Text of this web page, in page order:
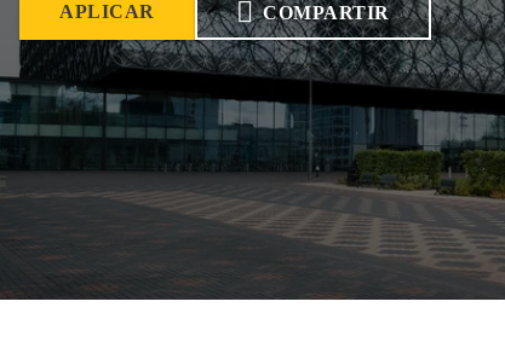
APLICAR COMPARTIR